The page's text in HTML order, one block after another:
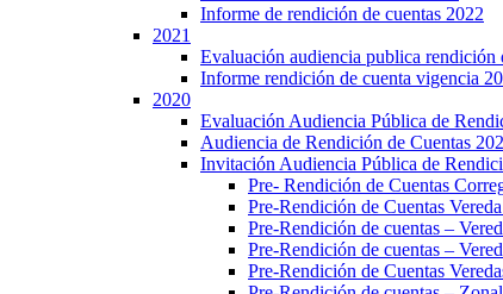
Informe de rendición de cuentas 2022
2021
Evaluación audiencia publica rendición
Informe rendición de cuenta vigencia
2020
Evaluación Audiencia Pública de
Audiencia de Rendición de Cuentas
Invitación Audiencia Pública de
Pre- Rendición de Cuentas
Pre-Rendición de Cuentas
Pre-Rendición de cuentas –
Pre-Rendición de cuentas –
Pre-Rendición de Cuentas